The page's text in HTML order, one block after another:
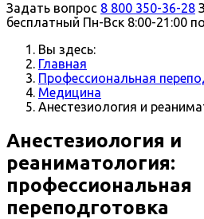
Задать вопрос 8 800 350-36-28
бесплатный Пн-Вск 8:00-21:00
Вы здесь:
Главная
Профессиональная
Медицина
Анестезиология и
Анестезиология и
реаниматология:
профессиональная
переподготовка